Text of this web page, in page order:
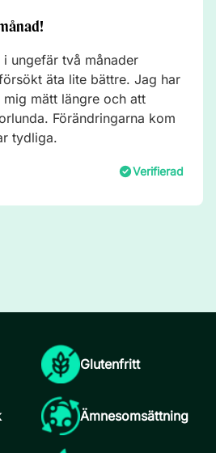
ungefär två månader
äta lite bättre. Jag har
mätt längre och att
Förändringarna kom
tydliga.
Verifierad
Glutenfritt
Ämnesomsättning